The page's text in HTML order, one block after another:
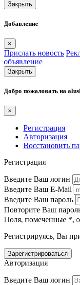
Закрыть
Добавление
×
Прислать новость
объявление
Закрыть
Добро пожаловать на
×
Регистрация
Авторизация
Восстановить
Регистрация
Введите Ваш логин
Введите Ваш E-Mail
Введите Ваш пароль
Повторите Ваш
Поля, помеченные *,
Регистрируясь, Вы
Авторизация
Введите Ваш логин